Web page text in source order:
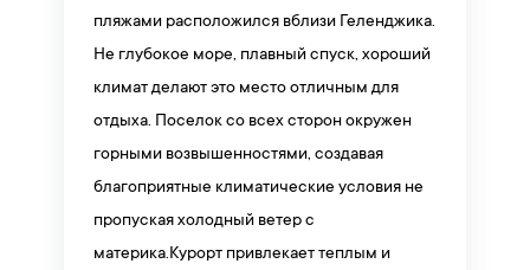
пляжами расположился вблизи Геленджика.
Не глубокое море, плавный спуск, хороший
климат делают это место отличным для
отдыха. Поселок со всех сторон окружен
горными возвышенностями, создавая
благоприятные климатические условия не
пропуская холодный ветер с
материка.Курорт привлекает теплым и